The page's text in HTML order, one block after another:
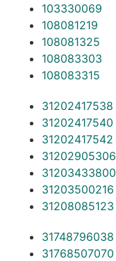
103330069
108081219
108081325
108083303
108083315
31202417538
31202417540
31202417542
31202905306
31203433800
31203500216
31208085123
31748796038
31768507070